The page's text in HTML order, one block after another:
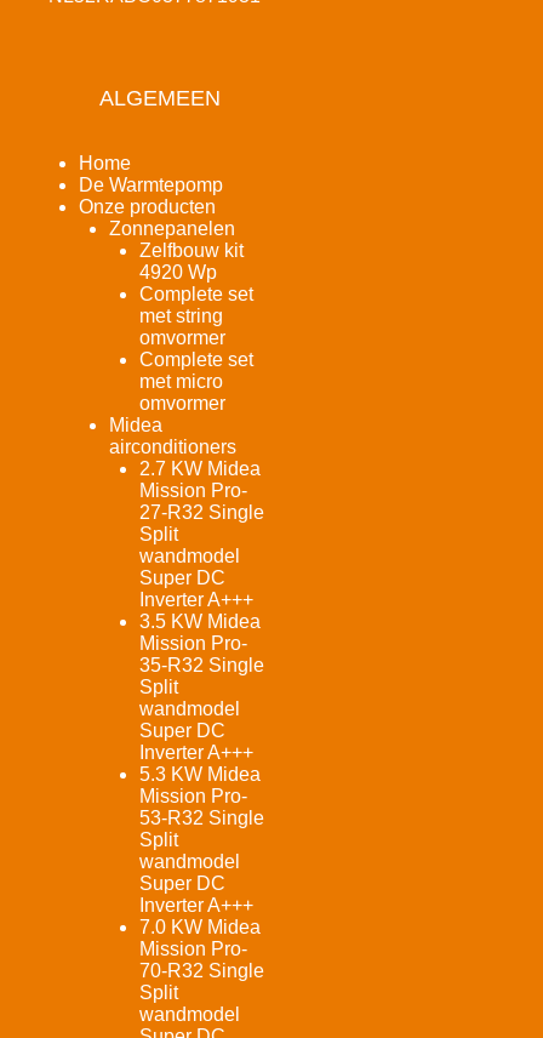
ALGEMEEN
Home
De Warmtepomp
Onze producten
Zonnepanelen
Zelfbouw kit
4920 Wp
Complete set
met string
omvormer
Complete set
met micro
omvormer
Midea
airconditioners
2.7 KW Midea
Mission Pro-
27-R32 Single
Split
wandmodel
Super DC
Inverter A+++
3.5 KW Midea
Mission Pro-
35-R32 Single
Split
wandmodel
Super DC
Inverter A+++
5.3 KW Midea
Mission Pro-
53-R32 Single
Split
wandmodel
Super DC
Inverter A+++
7.0 KW Midea
Mission Pro-
70-R32 Single
Split
wandmodel